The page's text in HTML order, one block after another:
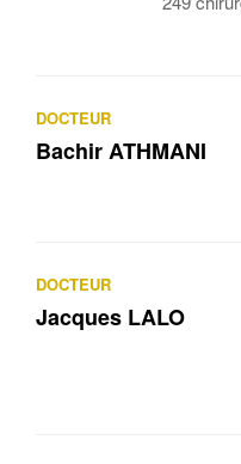
DOCTEUR
Bachir ATHMANI
DOCTEUR
Jacques LALO